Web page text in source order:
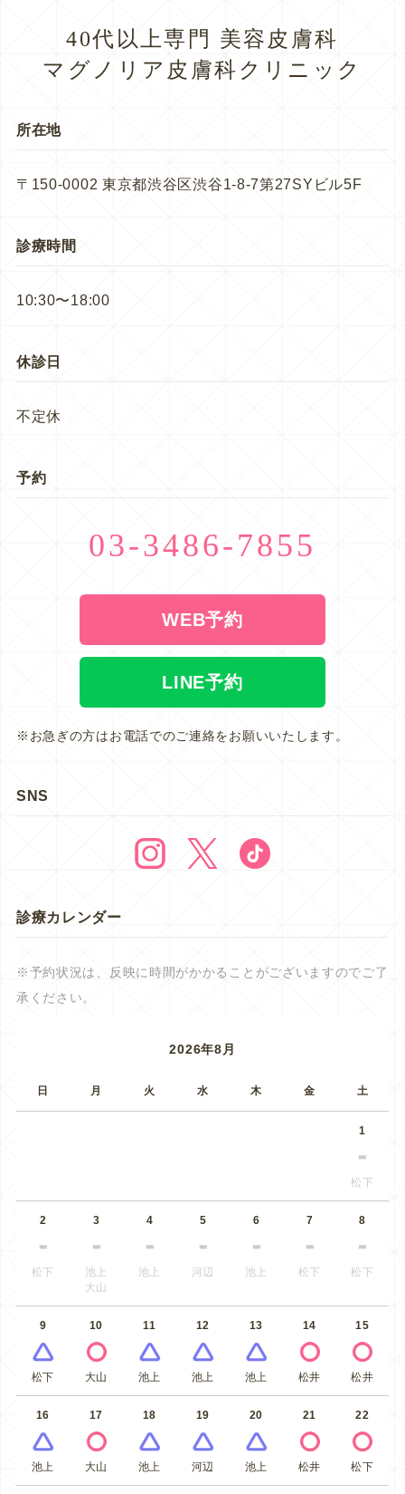
40代以上専門 美容皮膚科
マグノリア皮膚科クリニック
所在地
〒150-0002 東京都渋谷区渋谷1-8-7第27SYビル5F
診療時間
10:30〜18:00
休診日
不定休
予約
03-3486-7855
WEB予約
LINE予約
※お急ぎの方はお電話でのご連絡をお願いいたします。
SNS
診療カレンダー
※予約状況は、反映に時間がかかることがございますのでご了
承ください。
2026年8月
日 月 火 水 木 金 土
1
松下
2
松下
3
池上
大山
4
池上
5
河辺
6
池上
7
松下
8
松下
9
松下
10
大山
11
池上
12
池上
13
池上
14
松井
15
松井
16
池上
17
大山
18
池上
19
河辺
20
池上
21
松井
22
松下